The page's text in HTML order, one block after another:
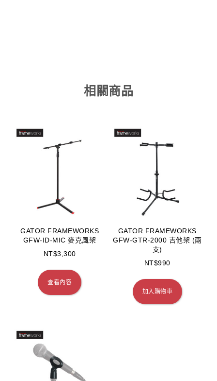
相關商品
GATOR FRAMEWORKS
GFW-ID-MIC 麥克風架
NT$3,300
查看內容
GATOR FRAMEWORKS
GFW-GTR-2000 吉他架 (兩
支)
NT$990
加入購物車